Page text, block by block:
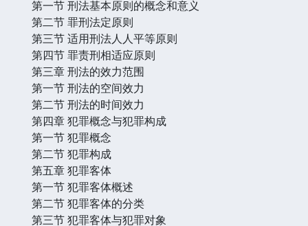
第一节 刑法基本原则的概念和意义
第二节 罪刑法定原则
第三节 适用刑法人人平等原则
第四节 罪责刑相适应原则
第三章 刑法的效力范围
第一节 刑法的空间效力
第二节 刑法的时间效力
第四章 犯罪概念与犯罪构成
第一节 犯罪概念
第二节 犯罪构成
第五章 犯罪客体
第一节 犯罪客体概述
第二节 犯罪客体的分类
第三节 犯罪客体与犯罪对象